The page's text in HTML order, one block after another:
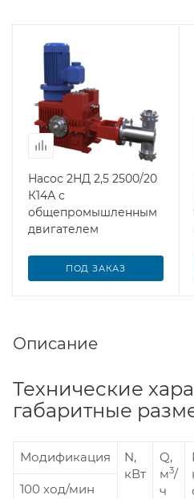
Насос 2НД 2,5 2500/20
К14А с
общепромышленным
двигателем
ПОД ЗАКАЗ
Описание
Технические
габаритные
Модификация
N,
кВт
Q,
м3/
ч
100 ход/мин